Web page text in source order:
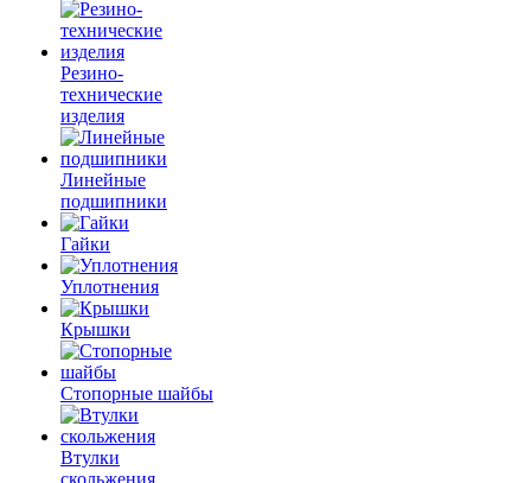
Резино-
технические
изделия
Линейные
подшипники
Гайки
Уплотнения
Крышки
Стопорные шайбы
Втулки